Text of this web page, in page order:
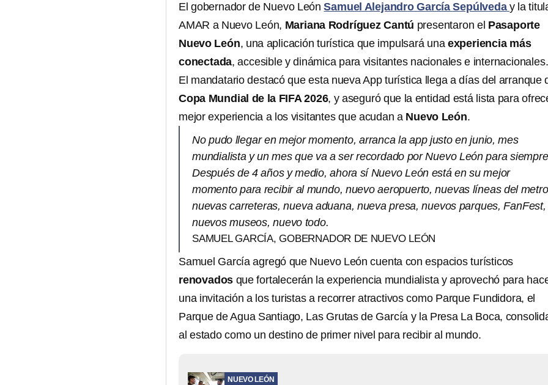
El gobernador de Nuevo LeónSamuel Alejandro García Sepúlveda y la
AMAR a Nuevo León, Mariana Rodríguez Cantú presentaron el Pasaporte
Nuevo León, una aplicación turística que impulsará una experiencia más
conectada, accesible y dinámica para visitantes nacionales e internacionales.
El mandatario destacó que esta nueva App turística llega a días del arranque
Copa Mundial de la FIFA 2026, y aseguró que la entidad está lista para
mejor experiencia a los visitantes que acudan a Nuevo León.
No pudo llegar en mejor momento, arranca la app justo en junio, mes
mundialista y un mes que va a ser recordado por Nuevo León para
Después de 4 años y medio, ahora sí Nuevo León está en su mejor
momento para recibir al mundo, nuevo aeropuerto, nuevas líneas del
nuevas carreteras, nueva aduana, nueva presa, nuevos parques, FanFest,
nuevos museos, nuevo todo.
SAMUEL GARCÍA, GOBERNADOR DE NUEVO LEÓN
Samuel García agregó que Nuevo León cuenta con espacios turísticos
renovados que fortalecerán la experiencia mundialista y aprovechó para
una invitación a los turistas a recorrer atractivos como Parque Fundidora, el
Parque de Agua Santiago, Las Grutas de García y la Presa La Boca,
al estado como un destino de primer nivel para recibir al mundo.
NUEVO LEÓN